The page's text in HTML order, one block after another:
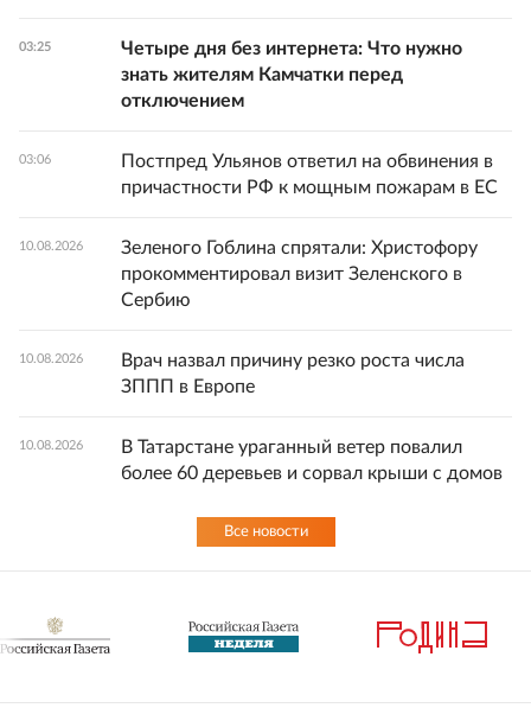
03:25
Четыре дня без интернета: Что нужно
знать жителям Камчатки перед
отключением
03:06
Постпред Ульянов ответил на обвинения в
причастности РФ к мощным пожарам в ЕС
10.08.2026
Зеленого Гоблина спрятали: Христофору
прокомментировал визит Зеленского в
Сербию
10.08.2026
Врач назвал причину резко роста числа
ЗППП в Европе
10.08.2026
В Татарстане ураганный ветер повалил
более 60 деревьев и сорвал крыши с домов
Все новости